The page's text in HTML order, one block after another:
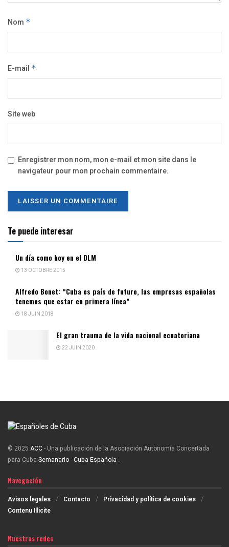
Nom *
E-mail *
Site web
Enregistrer mon nom, mon e-mail et mon site dans le
navigateur pour mon prochain commentaire.
Te puede interesar
Un día como hoy en el DLM
13 OCTOBRE 2015
Alfredo Bonet: “Cuba es país de futuro, las empresas españolas
tenemos que estar en primera línea”
18 JUIN 2018
El gran trauma de la vida nacional ecuatoriana
22 JUIN 2020
© 2025 ACC- Una publicación de la Asociación Autonomía Concertada
para Cuba Semanario - Cuba Española .
Navegación
Avisos legales Contacto
Privacidad y política de cookies
Contenu Illicite
Nuestras redes